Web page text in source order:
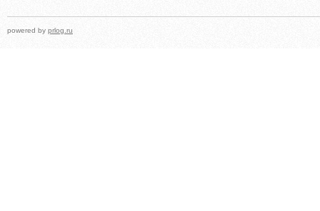
powered by prlog.ru